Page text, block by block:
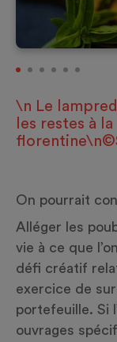
\n Le
les restes à la
On pourrait
Alléger les
vie à ce que
défi créatif
exercice de
portefeuille. Si
ouvrages